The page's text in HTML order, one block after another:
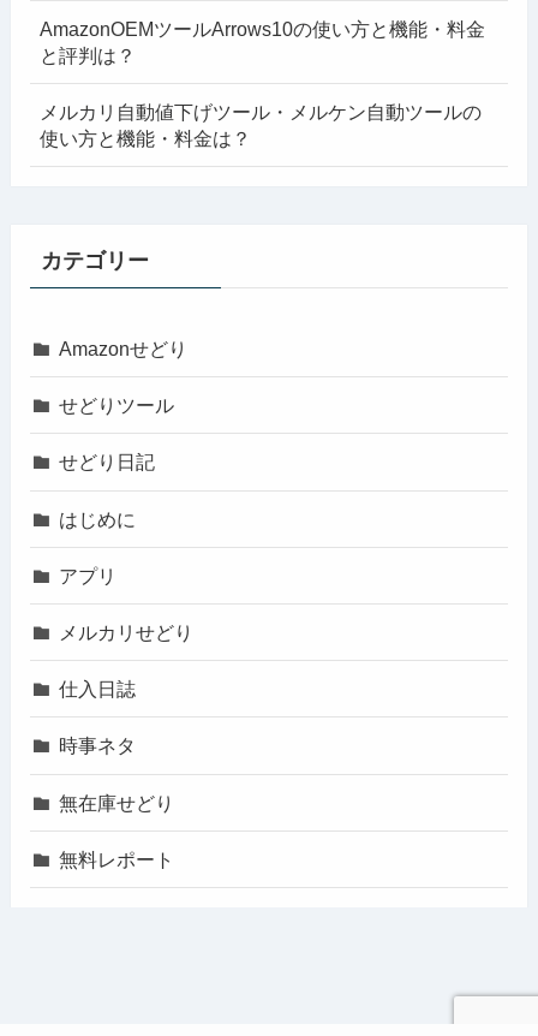
AmazonOEMツールArrows10の使い方と機能・料金
と評判は？
メルカリ自動値下げツール・メルケン自動ツールの
使い方と機能・料金は？
カテゴリー
Amazonせどり
せどりツール
せどり日記
はじめに
アプリ
メルカリせどり
仕入日誌
時事ネタ
無在庫せどり
無料レポート